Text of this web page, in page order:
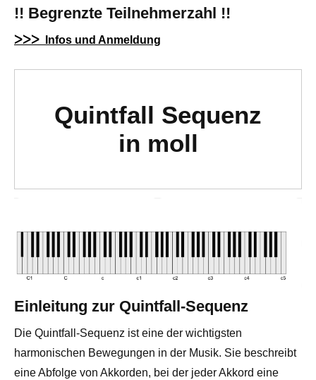
!! Begrenzte Teilnehmerzahl !!
ᐳᐳᐳ Infos und Anmeldung
Quintfall Sequenz
in moll
Einleitung zur Quintfall-Sequenz
Die Quintfall-Sequenz ist eine der wichtigsten
harmonischen Bewegungen in der Musik. Sie beschreibt
eine Abfolge von Akkorden, bei der jeder Akkord eine